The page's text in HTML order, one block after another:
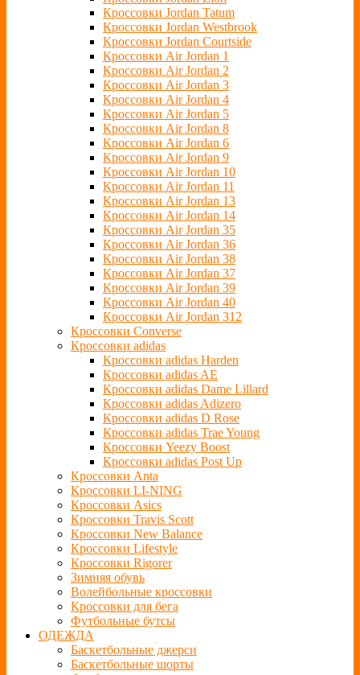
Кроссовки Jordan Tatum
Кроссовки Jordan Westbrook
Кроссовки Jordan Courtside
Кроссовки Air Jordan 1
Кроссовки Air Jordan 2
Кроссовки Air Jordan 3
Кроссовки Air Jordan 4
Кроссовки Air Jordan 5
Кроссовки Air Jordan 8
Кроссовки Air Jordan 6
Кроссовки Air Jordan 9
Кроссовки Air Jordan 10
Кроссовки Air Jordan 11
Кроссовки Air Jordan 13
Кроссовки Air Jordan 14
Кроссовки Air Jordan 35
Кроссовки Air Jordan 36
Кроссовки Air Jordan 38
Кроссовки Air Jordan 37
Кроссовки Air Jordan 39
Кроссовки Air Jordan 40
Кроссовки Air Jordan 312
Кроссовки Converse
Кроссовки adidas
Кроссовки adidas Harden
Кроссовки adidas AE
Кроссовки adidas Dame Lillard
Кроссовки adidas Adizero
Кроссовки adidas D Rose
Кроссовки adidas Trae Young
Кроссовки Yeezy Boost
Кроссовки adidas Post Up
Кроссовки Anta
Кроссовки LI-NING
Кроссовки Asics
Кроссовки Travis Scott
Кроссовки New Balance
Кроссовки Lifestyle
Кроссовки Rigorer
Зимняя обувь
Волейбольные кроссовки
Кроссовки для бега
Футбольные бутсы
ОДЕЖДА
Баскетбольные джерси
Баскетбольные шорты